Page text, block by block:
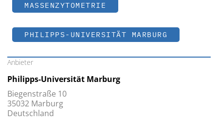
MASSENZYTOMETRIE
PHILIPPS-UNIVERSITÄT MARBURG
Anbieter
Philipps-Universität Marburg
Biegenstraße 10
35032 Marburg
Deutschland